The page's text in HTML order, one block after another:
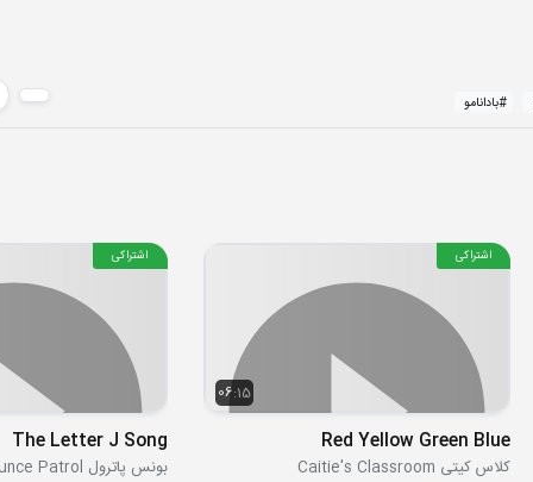
#بادانامو
06:15
اشتراکی
Red Yellow Green Blue
کلاس کیتی Caitie's Classroom
اشتراکی
The Letter J Song
بونس پاترول Bounce Patrol